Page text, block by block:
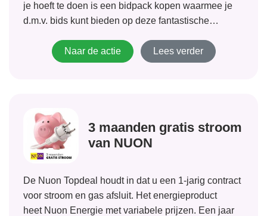
je hoeft te doen is een bidpack kopen waarmee je
d.m.v. bids kunt bieden op deze fantastische
dus een hele...Naar de actie Lees verder
3 maanden gratis stroom
van NUON
De Nuon Topdeal houdt in dat u een 1-jarig contract
voor stroom en gas afsluit. Het energieproduct
heet Nuon Energie met variabele prijzen. Een jaar